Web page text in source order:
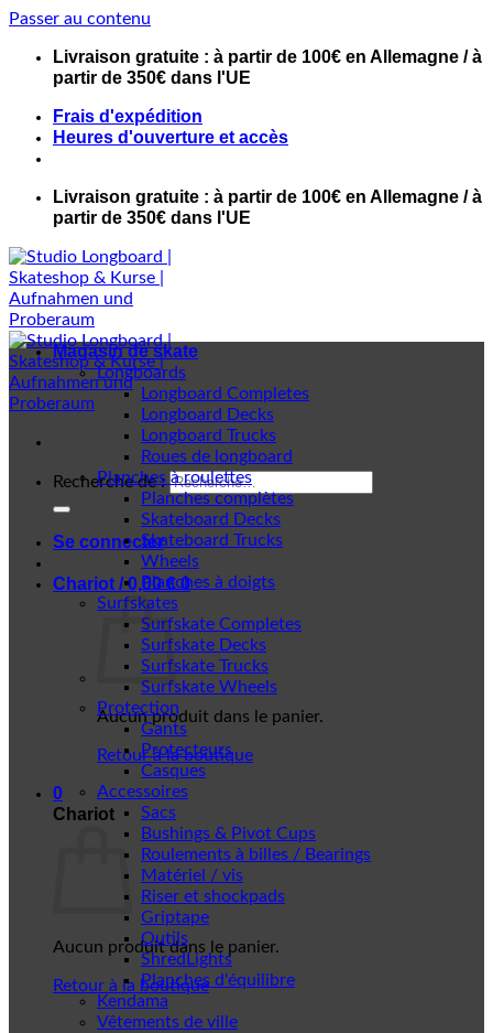
Passer au contenu
Livraison gratuite : à partir de 100€ en Allemagne / à
partir de 350€ dans l'UE
Frais d'expédition
Heures d'ouverture et accès
Livraison gratuite : à partir de 100€ en Allemagne / à
partir de 350€ dans l'UE
Recherche de :
Se connecter
Chariot /0,00€ 0
Aucun produit dans le panier.
Retour à la boutique
0
Chariot
Aucun produit dans le panier.
Retour à la boutique
Magasin de skate
Longboards
Longboard Completes
Longboard Decks
Longboard Trucks
Roues de longboard
Planches à roulettes
Planches complètes
Skateboard Decks
Skateboard Trucks
Wheels
Planches à doigts
Surfskates
Surfskate Completes
Surfskate Decks
Surfskate Trucks
Surfskate Wheels
Protection
Gants
Protecteurs
Casques
Accessoires
Sacs
Bushings & Pivot Cups
Roulements à billes / Bearings
Matériel / vis
Riser et shockpads
Griptape
Outils
ShredLights
Planches d'équilibre
Kendama
Vêtements de ville